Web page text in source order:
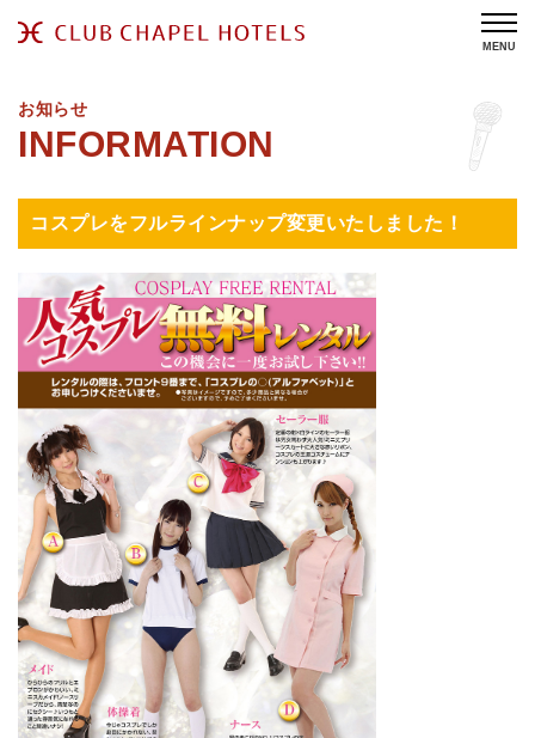
MENU
お知らせ
コスプレをフルラインナップ変更いたしました！